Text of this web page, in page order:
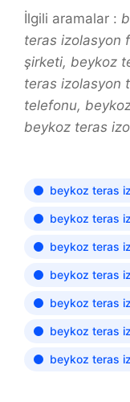
İlgili aramalar :
teras izolasyon
şirketi, beykoz
teras izolasyon
telefonu,
beykoz teras
beykoz teras
beykoz teras
beykoz teras
beykoz teras
beykoz teras
beykoz teras
beykoz teras